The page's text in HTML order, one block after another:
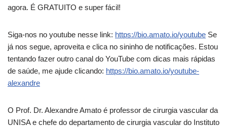
agora. É GRATUITO e super fácil!
Siga-nos no youtube nesse link: https://bio.amato.io/youtube Se
já nos segue, aproveita e clica no sininho de notificações. Estou
tentando fazer outro canal do YouTube com dicas mais rápidas
de saúde, me ajude clicando: https://bio.amato.io/youtube-
alexandre
O Prof. Dr. Alexandre Amato é professor de cirurgia vascular da
UNISA e chefe do departamento de cirurgia vascular do Instituto